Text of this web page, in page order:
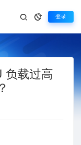
登录
负载过高